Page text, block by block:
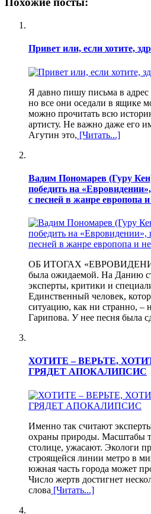
Привет или, если хотите,
Я давно пишу письма в
но все они оседали в ящике
можно прочитать всю
артисту. Не важно даже его
Агутин это, [Читать...]
Вадим Пономарев (Гуру
победить на
с песней в жанре европопа
ОБ ИТОГАХ
была ожидаемой. На Данию
эксперты, критики и
Единственный человек,
ситуацию, как ни странно, –
Гарипова. У нее песня была
ХОТИТЕ – ВЕРЬТЕ,
ГРЯДЕТ АПОКАЛИПСИС
Именно так считают
охраны природы. Масштабы
столице, ужасают. Экологи
строящейся линии метро в
южная часть города может
Число жертв достигнет
слова [Читать...]